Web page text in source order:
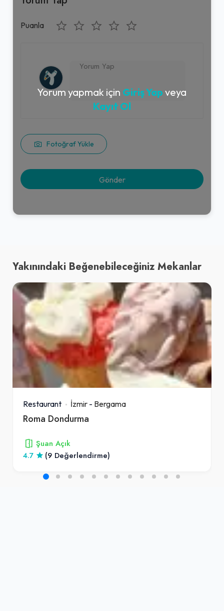
Puanla
Fotoğraf Yükle
Yorum yapmak için Giriş Yap veya
Kayıt Ol
Yakınındaki Beğenebileceğiniz Mekanlar
Restaurant İzmir - Bergama
Roma Dondurma
Şuan Açık
4.7
(9 Değerlendirme)